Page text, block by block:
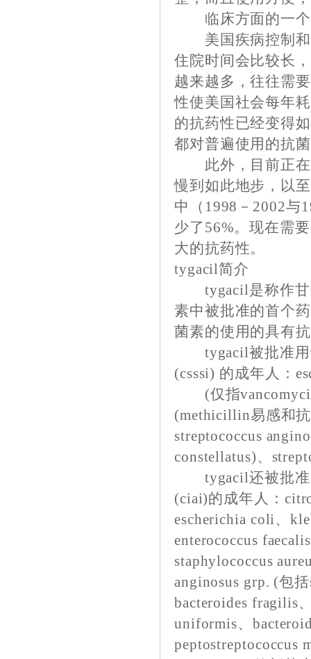
临床方面的一个
美国疾病控制和
住院时间会比较长
越来越多，往往需
性使美国社会每年
的抗药性已经变得
都对普遍使用的抗
此外，目前正在
慢到如此地步，以
中（1998－2002与
少了56%。现在需
大的抗药性。
tygacil简介
tygacil是称作甘
素中被批准的首个
菌素的使用的具有
tygacil被批准用
(csssi) 的成年人：
(仅指vancomycin
(methicillin易感和抗
streptococcus
constellatus)、
tygacil还被批准
(ciai)的成年人：
escherichia coli、
enterococcus
staphylococcus
anginosus grp. (包
bacteroides fragilis
uniformis、
peptostreptococcus